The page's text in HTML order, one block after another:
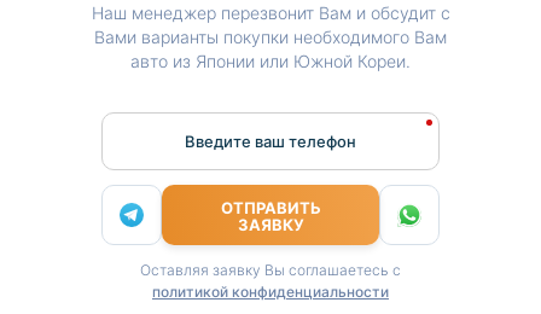
Наш менеджер перезвонит Вам и обсудит с
Вами варианты покупки необходимого Вам
авто из Японии или Южной Кореи.
Введите ваш телефон
ОТПРАВИТЬ
ЗАЯВКУ
Оставляя заявку Вы соглашаетесь с
политикой конфиденциальности